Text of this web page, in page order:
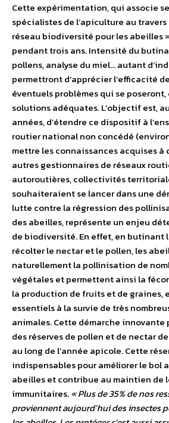
Cette expérimentation, qui associe
spécialistes de l’apiculture au
réseau biodiversité pour les abeilles
pendant trois ans. Intensité du
pollens, analyse du miel… autant
permettront d’apprécier l’efficacité
éventuels problèmes qui se
solutions adéquates. L’objectif est,
années, d’étendre ce dispositif à
routier national non concédé
mettre les connaissances acquises
autres gestionnaires de réseaux
autoroutières, collectivités
souhaiteraient se lancer dans une
lutte contre la régression des
des abeilles, représente un enjeu
de biodiversité. En effet, en butinant
récolter le nectar et le pollen, les
naturellement la pollinisation de
végétales et permettent ainsi la
la production de fruits et de graines,
essentiels à la survie de très
animales. Cette démarche innovante
des réserves de pollen et de nectar
au long de l’année apicole. Cette
indispensables pour améliorer le bol
abeilles et contribue au maintien de
immunitaires.« Plus de 35% de nos
proviennent aujourd’hui des insectes